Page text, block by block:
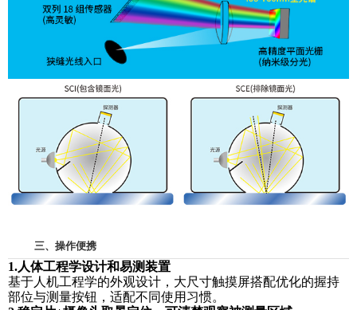
三、操作便携
1.人体工程学设计和易测装置
基于人机工程学的外观设计，大尺寸触摸屏搭配优化的握持
部位与测量按钮，适配不同使用习惯。